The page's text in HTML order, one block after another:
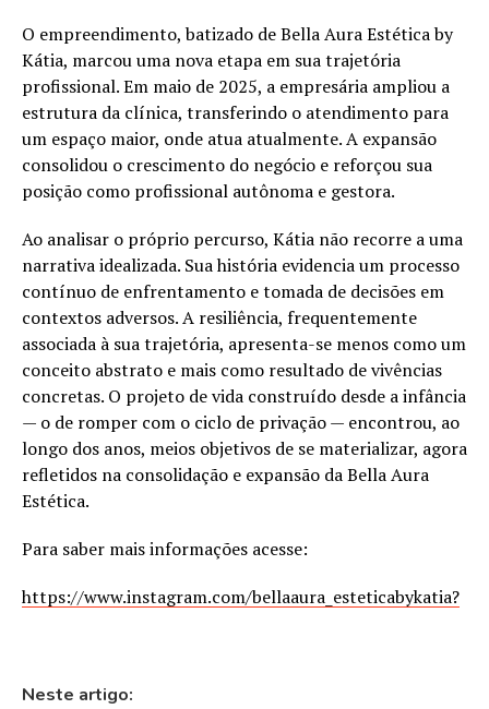
O empreendimento, batizado de Bella Aura Estética by
Kátia, marcou uma nova etapa em sua trajetória
profissional. Em maio de 2025, a empresária ampliou a
estrutura da clínica, transferindo o atendimento para
um espaço maior, onde atua atualmente. A expansão
consolidou o crescimento do negócio e reforçou sua
posição como profissional autônoma e gestora.
Ao analisar o próprio percurso, Kátia não recorre a uma
narrativa idealizada. Sua história evidencia um processo
contínuo de enfrentamento e tomada de decisões em
contextos adversos. A resiliência, frequentemente
associada à sua trajetória, apresenta-se menos como um
conceito abstrato e mais como resultado de vivências
concretas. O projeto de vida construído desde a infância
— o de romper com o ciclo de privação — encontrou, ao
longo dos anos, meios objetivos de se materializar, agora
refletidos na consolidação e expansão da Bella Aura
Estética.
Para saber mais informações acesse:
https://www.instagram.com/bellaaura_esteticabykatia?
Neste artigo: